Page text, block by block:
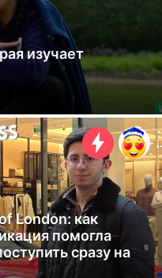
изучает
London: как
помогла
сразу на